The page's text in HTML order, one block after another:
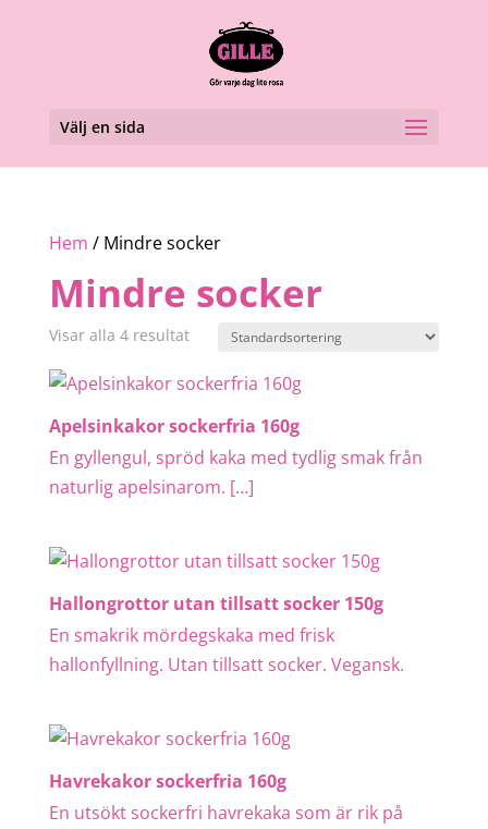
Välj en sida
Hem / Mindre socker
Mindre socker
Visar alla 4 resultat
Apelsinkakor sockerfria 160g
En gyllengul, spröd kaka med tydlig smak från
naturlig apelsinarom. […]
Hallongrottor utan tillsatt socker 150g
En smakrik mördegskaka med frisk
hallonfyllning. Utan tillsatt socker. Vegansk.
Havrekakor sockerfria 160g
En utsökt sockerfri havrekaka som är rik på